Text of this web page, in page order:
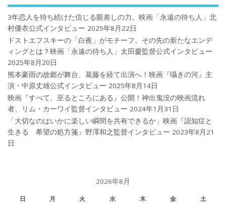
3年恋人を待ち続けた信じる眼差しの力。映画「永遠の待ち人」北
村優衣公式インタビュー 2025年8月22日
ドストエフスキーの「白夜」がモチーフ。その先の新たなエンデ
ィングとは？映画「永遠の待ち人」太田慶監督公式インタビュー
2025年8月20日
熊本豪雨の故郷が舞台、葛藤を経て出演へ！映画『囁きの河』主
演・中原丈雄公式インタビュー 2025年8月14日
映画『すべて、至るところにある』公開！神出鬼没の映画流れ
者、リム・カーワイ監督インタビュー 2024年1月31日
「大切なのはいかに楽しい瞬間を共有できるか」映画『認知症と
生きる 希望の処方箋』野澤和之監督インタビュー 2023年8月21
日
2026年8月
日 月 火 水 木 金
土